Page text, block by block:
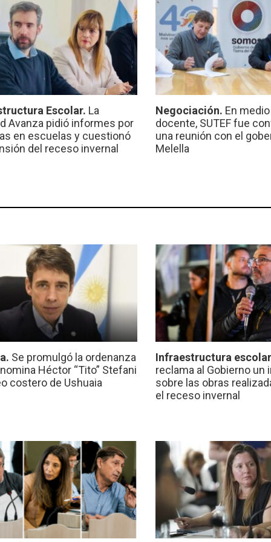
Escolar. La
Avanza pidió informes por
en escuelas y cuestionó
del receso invernal
Negociación. En
docente, SUTEF fue
una reunión con el
Melella
Se promulgó la ordenanza
Héctor “Tito” Stefani
costero de Ushuaia
Infraestructura
reclama al Gobierno un
sobre las obras
el receso invernal